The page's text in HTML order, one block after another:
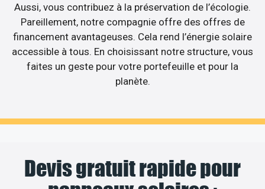
Aussi, vous contribuez à la préservation de l’écologie.
Pareillement, notre compagnie offre des offres de
financement avantageuses. Cela rend l’énergie solaire
accessible à tous. En choisissant notre structure, vous
faites un geste pour votre portefeuille et pour la
planète.
Devis gratuit rapide pour